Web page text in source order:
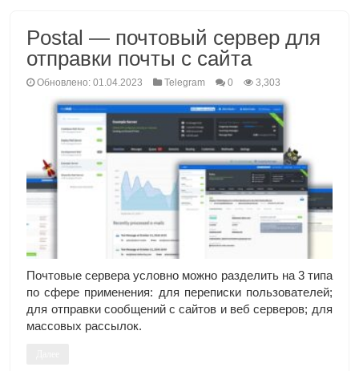
Postal — почтовый сервер для
отправки почты с сайта
Обновлено: 01.04.2023 Telegram 0 3,303
Почтовые сервера условно можно разделить на 3 типа
по сфере применения: для переписки пользователей;
для отправки сообщений с сайтов и веб серверов; для
массовых рассылок.